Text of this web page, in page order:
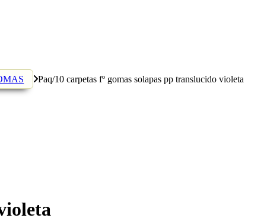
Paq/10 carpetas fº gomas solapas pp translucido violeta